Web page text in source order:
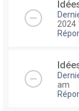
2024
am